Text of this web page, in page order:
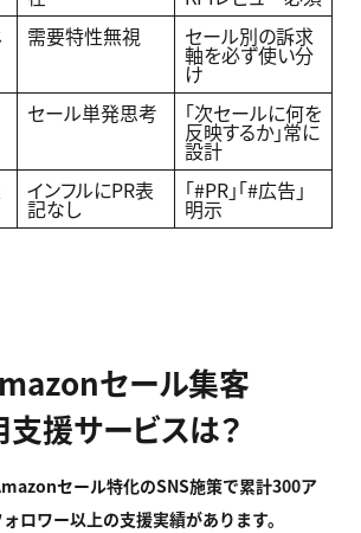
需要特性無視 セール別の訴求
軸を必ず使い分
け
セール単発思考 「次セールに何を
反映するか」常に
設計
インフルにPR表
記なし
「#PR」「#広告」
明示
セール集客
援サービスは？
セール特化のSNS施策で累計300ア
ロワー以上の支援実績があります。